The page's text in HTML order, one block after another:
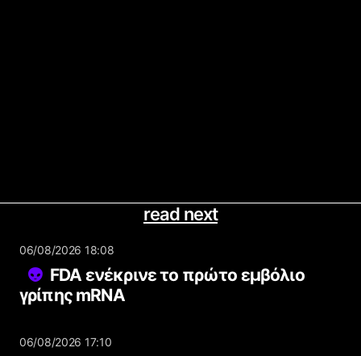
read next
06/08/2026 18:08
FDA ενέκρινε το πρώτο εμβόλιο
γρίπης mRNA
06/08/2026 17:10